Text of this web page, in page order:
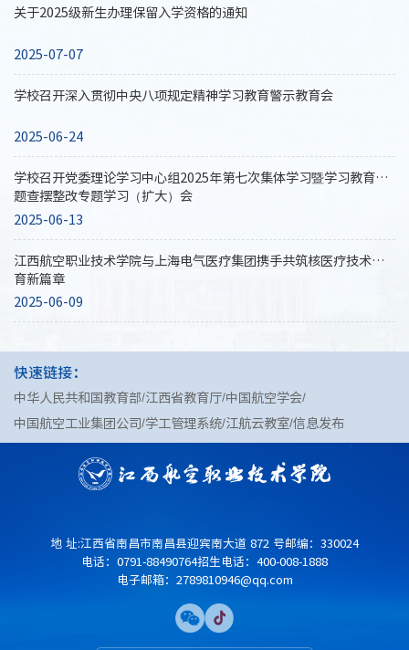
关于2025级新生办理保留入学资格的通知
2025-07-07
学校召开深入贯彻中央八项规定精神学习教育警示教育会
2025-06-24
学校召开党委理论学习中心组2025年第七次集体学习暨学习教育问
题查摆整改专题学习（扩大）会
2025-06-13
江西航空职业技术学院与上海电气医疗集团携手共筑核医疗技术教
育新篇章
2025-06-09
快速链接：
中华人民共和国教育部 江西省教育厅 中国航空学会
中国航空工业集团公司 学工管理系统 江航云教室信息发布
地 址:江西省南昌市南昌县迎宾南大道 872 号邮编：330024
电话：0791-88490764招生电话：400-008-1888
电子邮箱：2789810946@qq.com